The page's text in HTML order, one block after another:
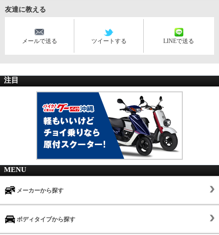
友達に教える
メールで送る ツイートする LINEで送る
注目
MENU
メーカーから探す
ボディタイプから探す